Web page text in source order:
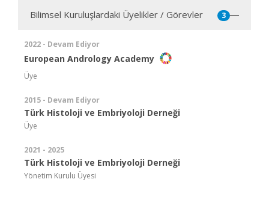
Bilimsel Kuruluşlardaki Üyelikler / Görevler 3
2022 - Devam Ediyor
European Andrology Academy
Üye
2015 - Devam Ediyor
Türk Histoloji ve Embriyoloji Derneği
Üye
2021 - 2025
Türk Histoloji ve Embriyoloji Derneği
Yönetim Kurulu Üyesi